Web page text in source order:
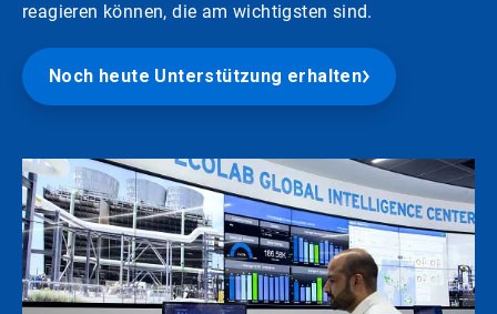
reagieren können, die am wichtigsten sind.
Noch heute Unterstützung erhalten